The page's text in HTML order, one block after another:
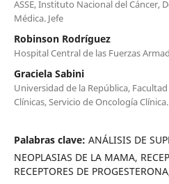
ASSE, Instituto Nacional del Cáncer,
Médica. Jefe
Robinson Rodríguez
Hospital Central de las Fuerzas
Graciela Sabini
Universidad de la República,
Clínicas, Servicio de Oncología
Palabras clave: ANÁLISIS DE
NEOPLASIAS DE LA MAMA,
RECEPTORES DE